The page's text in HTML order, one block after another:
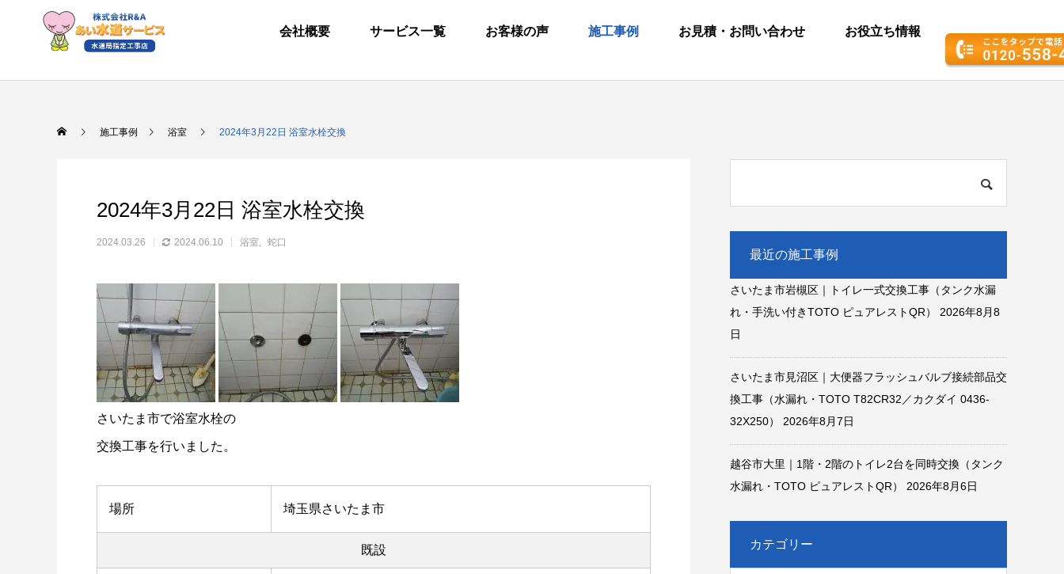
会社概要 サービス一覧 お客様の声 施工事例 お見積・お問い合わせ お役立ち情報
施工事例 浴室 2024年3月22日 浴室水栓交換
2024年3月22日 浴室水栓交換
2024.03.26 2024.06.10 浴室 蛇口
さいたま市で浴室水栓の
交換工事を行いました。
場所 埼玉県さいたま市
既設
最近の施工事例
さいたま市岩槻区｜トイレ一式交換工事（タンク水漏
れ・手洗い付きTOTO ピュアレストQR）
2026年8月8
日
さいたま市見沼区｜大便器フラッシュバルブ接続部品交
換工事（水漏れ・TOTO T82CR32／カクダイ 0436-
32X250）
2026年8月7日
越谷市大里｜1階・2階のトイレ2台を同時交換（タンク
水漏れ・TOTO ピュアレストQR）
2026年8月6日
カテゴリー